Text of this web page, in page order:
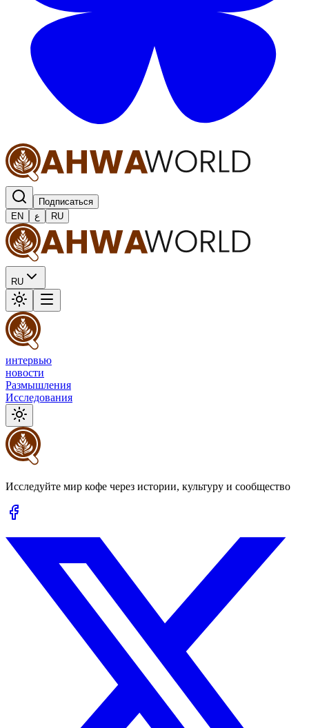
Подписаться
EN
ع RU
RU
интервью
новости
Размышления
Исследования
Исследуйте мир кофе через истории, культуру и сообщество